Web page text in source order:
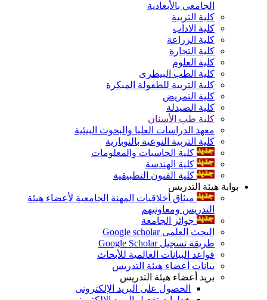
الجامعي بالأبعادية
كلية التربية
كلية الاداب
كلية الزراعة
كلية التجارة
كلية العلوم
كلية الطب البيطرى
كلية التربية للطفولة المبكرة
كلية التمريض
كلية الصيدلة
كلية طب الأسنان
معهد الدراسات العليا والبحوث البيئية
كلية التربية النوعية بالنوبارية
كلية الحاسبات والمعلومات
كلية الهندسة
كلية الفنون التطبيقية
بوابة هيئة التدريس
ميثاق أخلاقيات المهنة الجامعية لأعضاء هيئة
التدريس ومعاونيهم
جوائز الجامعة
البحث العلمى Google scholar
طريقة تسجيل Google Scholar
قواعد البيانات العالمية للأبحاث
بيانات أعضاء هيئة التدريس
بريد أعضاء هيئة التدريس
الحصول على البريد الإلكترونى